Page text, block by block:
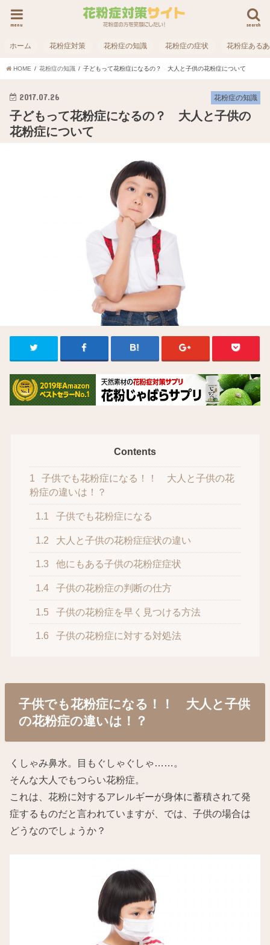
search
menu
ホーム 花粉症対策 花粉症の知識 花粉症の症状 花粉症ある
HOME 花粉症の知識 子どもって花粉症になるの？ 大人と子供の花粉症について
花粉症の知識
2017.07.26
子どもって花粉症になるの？ 大人と子供の
花粉症について
Contents
1
子供でも花粉症になる！！ 大人と子供の花
粉症の違いは！？
1.1 子供でも花粉症になる
1.2 大人と子供の花粉症症状の違い
1.3 他にもある子供の花粉症症状
1.4 子供の花粉症の判断の仕方
1.5 子供の花粉症を早く見つける方法
1.6 子供の花粉症に対する対処法
子供でも花粉症になる！！ 大人と子供
の花粉症の違いは！？
くしゃみ鼻水。目もぐしゃぐしゃ……。
そんな大人でもつらい花粉症。
これは、花粉に対するアレルギーが身体に蓄積されて発
症するものだと言われていますが、では、子供の場合は
どうなのでしょうか？